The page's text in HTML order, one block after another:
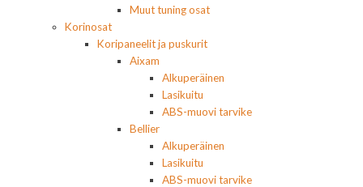
Muut tuning osat
Korinosat
Koripaneelit ja puskurit
Aixam
Alkuperäinen
Lasikuitu
ABS-muovi tarvike
Bellier
Alkuperäinen
Lasikuitu
ABS-muovi tarvike